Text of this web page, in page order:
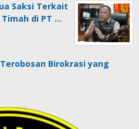
Saksi Terkait
di PT …
Birokrasi yang